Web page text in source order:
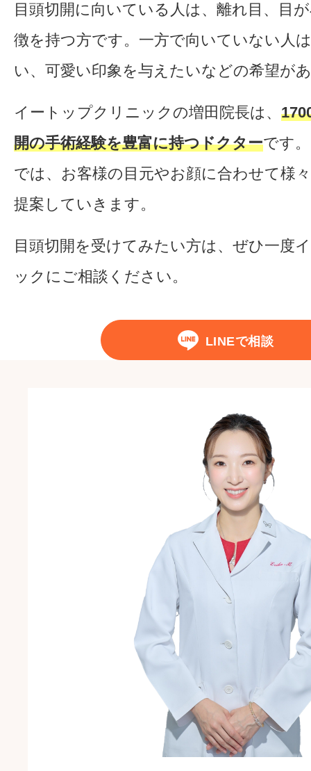
目頭切開に向いている人は、離れ目、目
徴を持つ方です。一方で向いていない人
い、可愛い印象を与えたいなどの希望が
イートップクリニックの増田院長は、
開の手術経験を豊富に持つドクターです
では、お客様の目元やお顔に合わせて様
提案していきます。
目頭切開を受けてみたい方は、ぜひ一度
ックにご相談ください。
LINEで相談